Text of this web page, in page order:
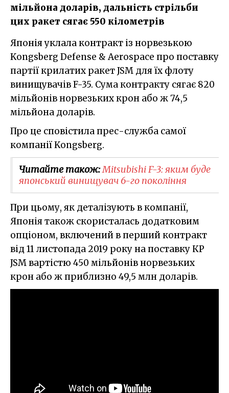
мільйона доларів, дальність стрільби
цих ракет сягає 550 кілометрів
Японія уклала контракт із норвезькою
Kongsberg Defense & Aerospace про поставку
партії крилатих ракет JSM для їх флоту
винищувачів F-35. Сума контракту сягає 820
мільйонів норвезьких крон або ж 74,5
мільйона доларів.
Про це сповістила прес-служба самої
компанії Kongsberg.
Читайте також:​Mitsubishi F-3: яким буде
японський винищувач 6-го покоління
При цьому, як деталізують в компанії,
Японія також скористалась додатковим
опціоном, включений в перший контракт
від 11 листопада 2019 року на поставку КР
JSM вартістю 450 мільйонів норвезьких
крон або ж приблизно 49,5 млн доларів.